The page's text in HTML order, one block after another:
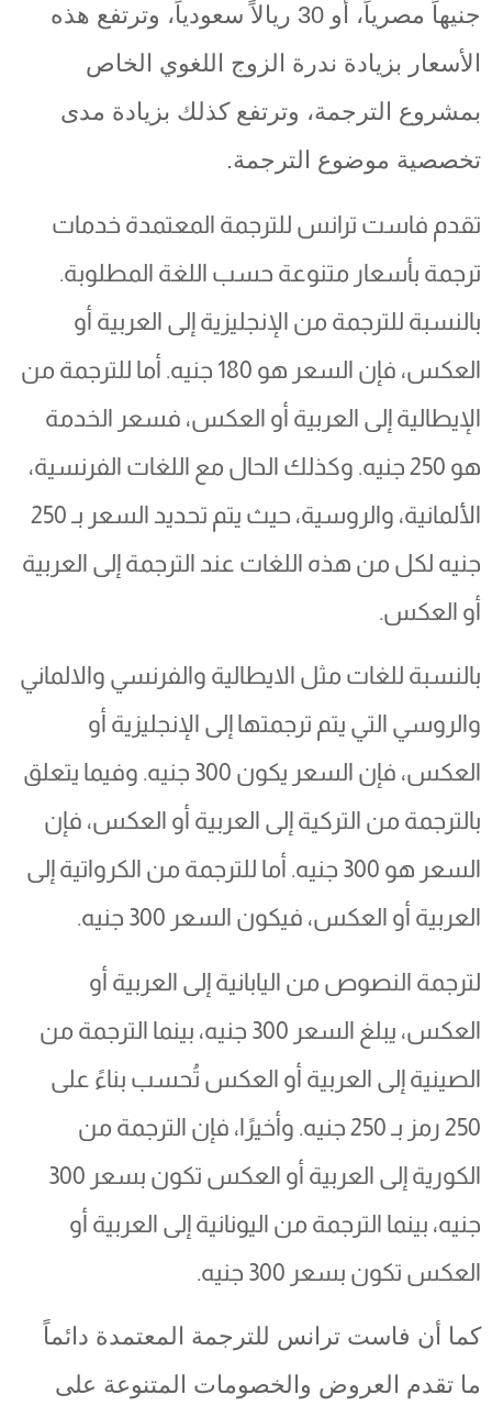
جنيهاً مصرياً، أو 30 ريالاً سعودياً، وترتفع هذه
الأسعار بزيادة ندرة الزوج اللغوي الخاص
بمشروع الترجمة، وترتفع كذلك بزيادة مدى
تخصصية موضوع الترجمة.
تقدم فاست ترانس للترجمة المعتمدة خدمات
ترجمة بأسعار متنوعة حسب اللغة المطلوبة.
بالنسبة للترجمة من الإنجليزية إلى العربية أو
العكس، فإن السعر هو 180 جنيه. أما للترجمة من
الإيطالية إلى العربية أو العكس، فسعر الخدمة
هو 250 جنيه. وكذلك الحال مع اللغات الفرنسية،
الألمانية، والروسية، حيث يتم تحديد السعر بـ 250
جنيه لكل من هذه اللغات عند الترجمة إلى العربية
أو العكس.
بالنسبة للغات مثل الايطالية والفرنسي والالماني
والروسي التي يتم ترجمتها إلى الإنجليزية أو
العكس، فإن السعر يكون 300 جنيه. وفيما يتعلق
بالترجمة من التركية إلى العربية أو العكس، فإن
السعر هو 300 جنيه. أما للترجمة من الكرواتية إلى
العربية أو العكس، فيكون السعر 300 جنيه.
لترجمة النصوص من اليابانية إلى العربية أو
العكس، يبلغ السعر 300 جنيه، بينما الترجمة من
الصينية إلى العربية أو العكس تُحسب بناءً على
250 رمز بـ 250 جنيه. وأخيرًا، فإن الترجمة من
الكورية إلى العربية أو العكس تكون بسعر 300
جنيه، بينما الترجمة من اليونانية إلى العربية أو
العكس تكون بسعر 300 جنيه.
كما أن فاست ترانس للترجمة المعتمدة دائماً
ما تقدم العروض والخصومات المتنوعة على